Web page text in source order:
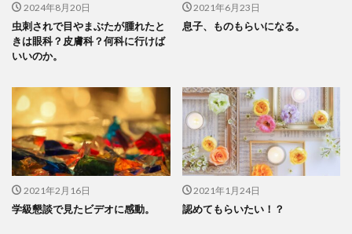
2024年8月20日
虫刺されで目やまぶたが腫れたと
きは眼科？皮膚科？何科に行けば
いいのか。
2021年6月23日
息子、ものもらいになる。
2021年2月16日
学級懇談で見たビデオに感動。
2021年1月24日
認めてもらいたい！？